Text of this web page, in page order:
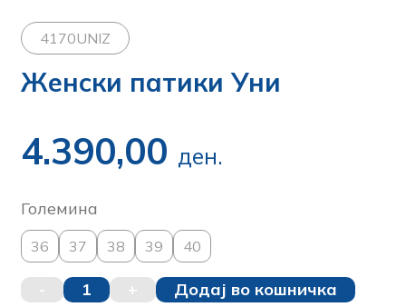
4170UNIZ
Женски патики Уни
4.390,00 ден.
Големина
36 37 38 39 40
- 1 + Додај во кошничка